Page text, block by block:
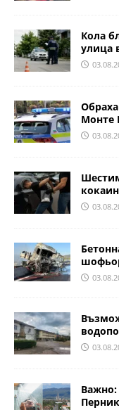
Кола
улица
Монте
Важно: